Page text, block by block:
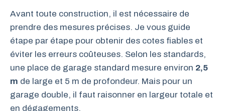
Avant toute construction, il est nécessaire de
prendre des mesures précises. Je vous guide
étape par étape pour obtenir des cotes fiables et
éviter les erreurs coûteuses. Selon les standards,
une place de garage standard mesure environ 2,5
m de large et 5 m de profondeur. Mais pour un
garage double, il faut raisonner en largeur totale et
en dégagements.